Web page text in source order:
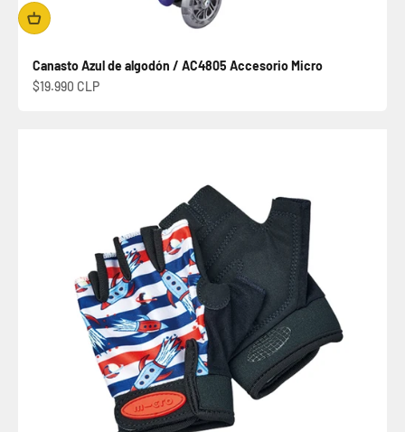
Canasto Azul de algodón / AC4805 Accesorio Micro
Precio de oferta
$19.990 CLP